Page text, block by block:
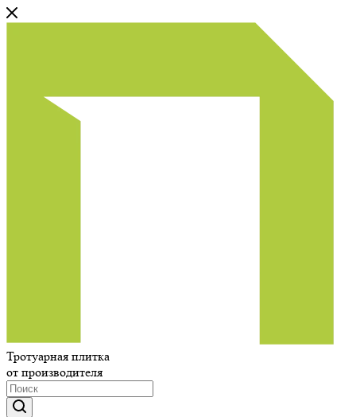
Тротуарная плитка
от производителя